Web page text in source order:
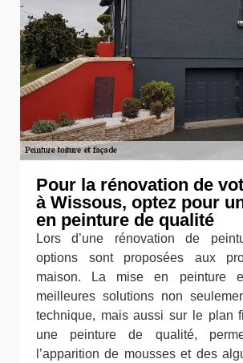
Pour la rénovation de
à Wissous, optez pour
en peinture de qualité
Lors d’une rénovation de
options sont proposées aux
maison. La mise en peinture
meilleures solutions non
technique, mais aussi sur le plan
une peinture de qualité,
l’apparition de mousses et des